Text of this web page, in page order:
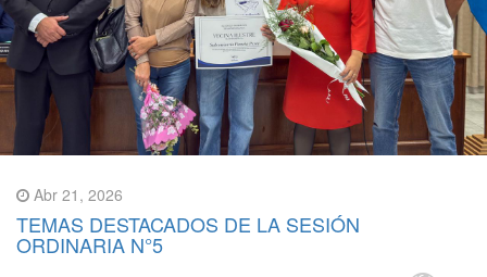
Abr 21, 2026
TEMAS DESTACADOS DE LA SESIÓN
ORDINARIA N°5